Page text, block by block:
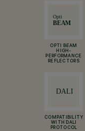
OPTI BEAM
HIGH-
PERFORMANCE
REFLECTORS
COMPATIBILITY
WITH DALI
PROTOCOL